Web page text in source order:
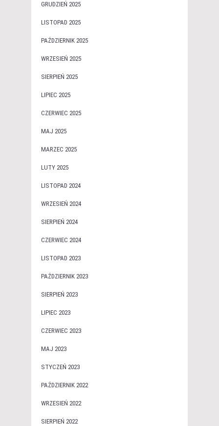
GRUDZIEŃ 2025
LISTOPAD 2025
PAŹDZIERNIK 2025
WRZESIEŃ 2025
SIERPIEŃ 2025
LIPIEC 2025
CZERWIEC 2025
MAJ 2025
MARZEC 2025
LUTY 2025
LISTOPAD 2024
WRZESIEŃ 2024
SIERPIEŃ 2024
CZERWIEC 2024
LISTOPAD 2023
PAŹDZIERNIK 2023
SIERPIEŃ 2023
LIPIEC 2023
CZERWIEC 2023
MAJ 2023
STYCZEŃ 2023
PAŹDZIERNIK 2022
WRZESIEŃ 2022
SIERPIEŃ 2022